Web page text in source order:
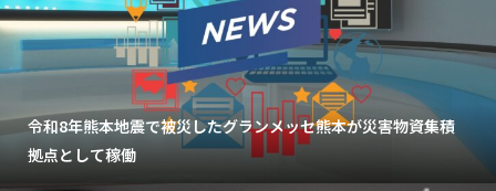
令和8年熊本地震で被災したグランメッセ熊本が災害物資集積
拠点として稼働